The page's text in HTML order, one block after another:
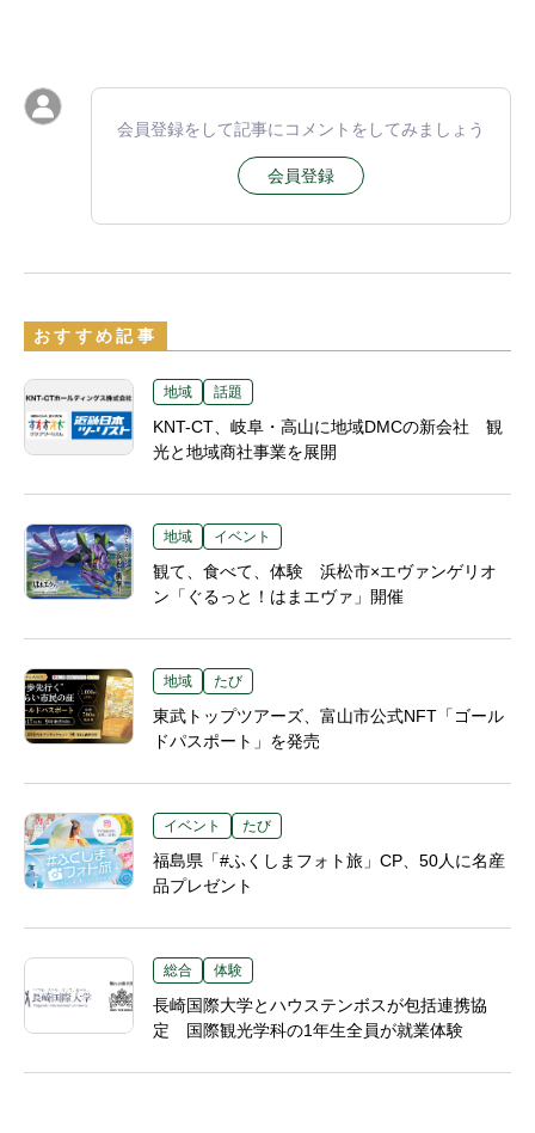
会員登録をして記事にコメントをしてみましょう
会員登録
おすすめ記事
地域 話題
KNT-CT、岐阜・高山に地域DMCの新会社 観
光と地域商社事業を展開
地域 イベント
観て、食べて、体験 浜松市×エヴァンゲリオ
ン「ぐるっと！はまエヴァ」開催
地域 たび
東武トップツアーズ、富山市公式NFT「ゴール
ドパスポート」を発売
イベント たび
福島県「#ふくしまフォト旅」CP、50人に名産
品プレゼント
総合 体験
長崎国際大学とハウステンボスが包括連携協
定 国際観光学科の1年生全員が就業体験